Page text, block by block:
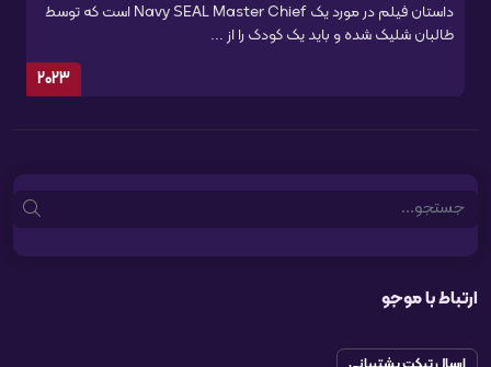
داستان فیلم در مورد یک Navy SEAL Master Chief است که توسط
طالبان شلیک شده و باید یک کودک را از ...
2023
Search
ارتباط با موجو